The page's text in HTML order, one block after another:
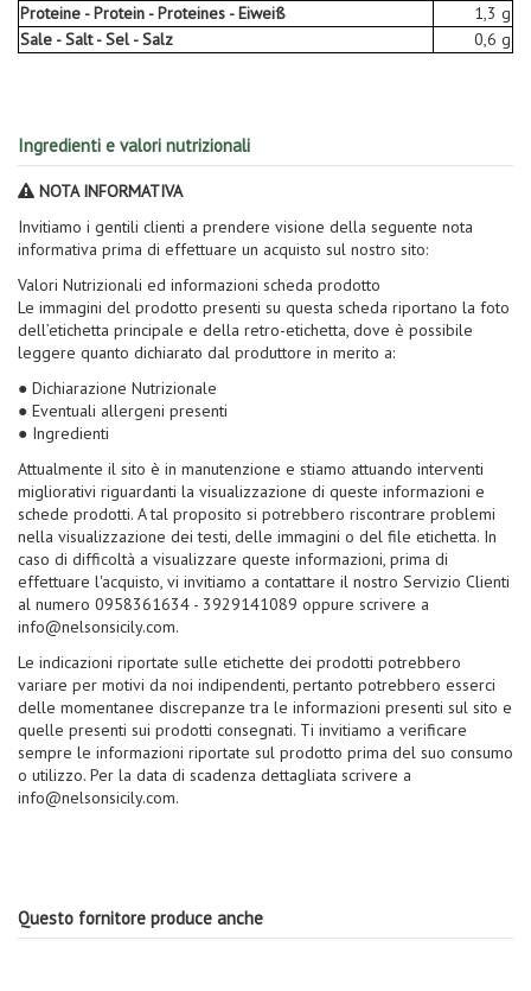
Proteine - Protein - Proteines - Eiweiß
1,3 g
Sale - Salt - Sel - Salz
0,6 g
Ingredienti e valori nutrizionali
NOTA INFORMATIVA
Invitiamo i gentili clienti a prendere visione della seguente nota
informativa prima di effettuare un acquisto sul nostro sito:
Valori Nutrizionali ed informazioni scheda prodotto
Le immagini del prodotto presenti su questa scheda riportano la foto
dell’etichetta principale e della retro-etichetta, dove è possibile
leggere quanto dichiarato dal produttore in merito a:
● Dichiarazione Nutrizionale
● Eventuali allergeni presenti
● Ingredienti
Attualmente il sito è in manutenzione e stiamo attuando interventi
migliorativi riguardanti la visualizzazione di queste informazioni e
schede prodotti. A tal proposito si potrebbero riscontrare problemi
nella visualizzazione dei testi, delle immagini o del file etichetta. In
caso di difficoltà a visualizzare queste informazioni, prima di
effettuare l'acquisto, vi invitiamo a contattare il nostro Servizio Clienti
al numero 0958361634 - 3929141089 oppure scrivere a
info@nelsonsicily.com.
Le indicazioni riportate sulle etichette dei prodotti potrebbero
variare per motivi da noi indipendenti, pertanto potrebbero esserci
delle momentanee discrepanze tra le informazioni presenti sul sito e
quelle presenti sui prodotti consegnati. Ti invitiamo a verificare
sempre le informazioni riportate sul prodotto prima del suo consumo
o utilizzo. Per la data di scadenza dettagliata scrivere a
info@nelsonsicily.com.
Questo fornitore produce anche